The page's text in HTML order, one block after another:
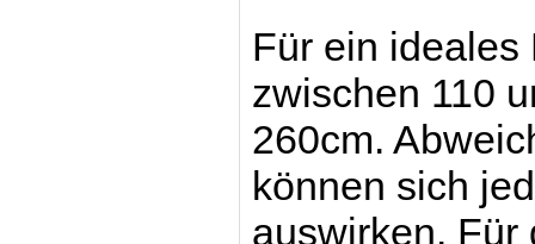
Für ein ideales
zwischen 110
260cm.
können sich
auswirken. Für